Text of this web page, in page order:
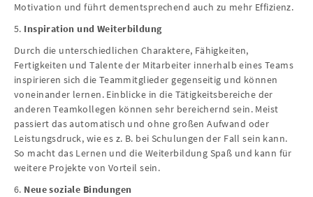
Motivation und führt dementsprechend auch zu mehr Effizienz.
5. Inspiration und Weiterbildung
Durch die unterschiedlichen Charaktere, Fähigkeiten,
Fertigkeiten und Talente der Mitarbeiter innerhalb eines Teams
inspirieren sich die Teammitglieder gegenseitig und können
voneinander lernen. Einblicke in die Tätigkeitsbereiche der
anderen Teamkollegen können sehr bereichernd sein. Meist
passiert das automatisch und ohne großen Aufwand oder
Leistungsdruck, wie es z. B. bei Schulungen der Fall sein kann.
So macht das Lernen und die Weiterbildung Spaß und kann für
weitere Projekte von Vorteil sein.
6. Neue soziale Bindungen